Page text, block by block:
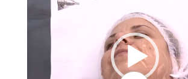
Odtwarzacz